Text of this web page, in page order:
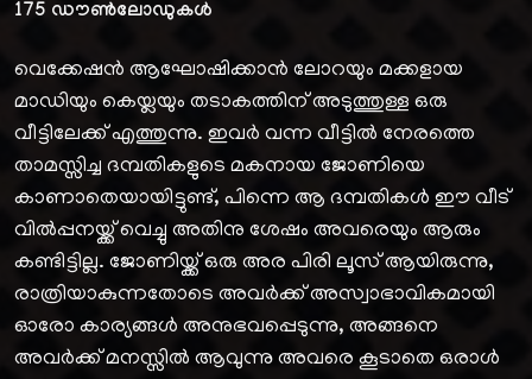
175 ഡൗൺലോഡുകൾ
വെക്കേഷൻ ആഘോഷിക്കാൻ ലോറയും മക്കളായ
മാഡിയും കെയ്ലയും തടാകത്തിന് അടുത്തുള്ള ഒരു
വീട്ടിലേക്ക് എത്തുന്നു. ഇവർ വന്ന വീട്ടിൽ നേരത്തെ
താമസ്സിച്ച ദമ്പതികളുടെ മകനായ ജോണിയെ
കാണാതെയായിട്ടുണ്ട്, പിന്നെ ആ ദമ്പതികൾ ഈ വീട്
വിൽപ്പനയ്ക്ക് വെച്ചു അതിനു ശേഷം അവരെയും ആരും
കണ്ടിട്ടില്ല. ജോണിയ്ക്ക് ഒരു അര പിരി ലൂസ് ആയിരുന്നു,
രാത്രിയാകുന്നതോടെ അവർക്ക് അസ്വാഭാവികമായി
ഓരോ കാര്യങ്ങൾ അനുഭവപ്പെടുന്നു, അങ്ങനെ
അവർക്ക് മനസ്സിൽ ആവുന്നു അവരെ കൂടാതെ ഒരാൾ